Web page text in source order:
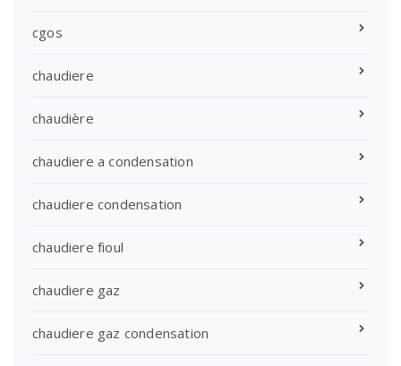
cgos
chaudiere
chaudière
chaudiere a condensation
chaudiere condensation
chaudiere fioul
chaudiere gaz
chaudiere gaz condensation